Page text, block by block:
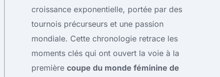
croissance exponentielle, portée par des
tournois précurseurs et une passion
mondiale. Cette chronologie retrace les
moments clés qui ont ouvert la voie à la
première coupe du monde féminine de